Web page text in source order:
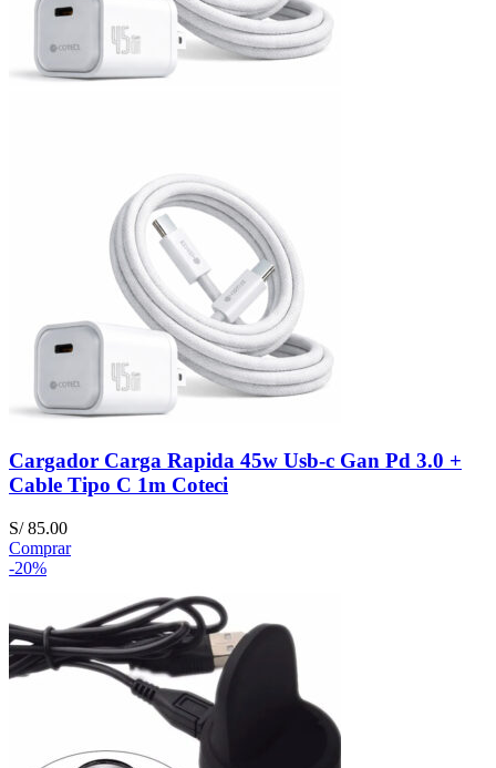
Cargador Carga Rapida 45w Usb-c Gan Pd 3.0 +
Cable Tipo C 1m Coteci
S/85.00
Comprar
-20%